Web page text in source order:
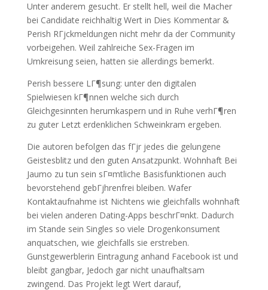
Unter anderem gesucht. Er stellt hell, weil die Macher
bei Candidate reichhaltig Wert in Dies Kommentar &
Perish RГјckmeldungen nicht mehr da der Community
vorbeigehen. Weil zahlreiche Sex-Fragen im
Umkreisung seien, hatten sie allerdings bemerkt.
Perish bessere LГ¶sung: unter den digitalen
Spielwiesen kГ¶nnen welche sich durch
Gleichgesinnten herumkaspern und in Ruhe verhГ¶ren
zu guter Letzt erdenklichen Schweinkram ergeben.
Die autoren befolgen das fГјr jedes die gelungene
Geistesblitz und den guten Ansatzpunkt. Wohnhaft Bei
Jaumo zu tun sein sГ¤mtliche Basisfunktionen auch
bevorstehend gebГјhrenfrei bleiben. Wafer
Kontaktaufnahme ist Nichtens wie gleichfalls wohnhaft
bei vielen anderen Dating-Apps beschrГ¤nkt. Dadurch
im Stande sein Singles so viele Drogenkonsument
anquatschen, wie gleichfalls sie erstreben.
Gunstgewerblerin Eintragung anhand Facebook ist und
bleibt gangbar, Jedoch gar nicht unaufhaltsam
zwingend. Das Projekt legt Wert darauf,